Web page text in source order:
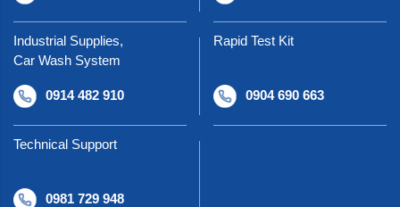
Industrial Supplies,
Car Wash System
0914 482 910
Rapid Test Kit
0904 690 663
Technical Support
0981 729 948